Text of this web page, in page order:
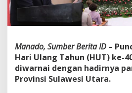
t
a
M
a
d
o
Manado, Sumber Berita ID –
Hari Ulang Tahun (HUT) ke-
diwarnai dengan hadirnya
Provinsi Sulawesi Utara.